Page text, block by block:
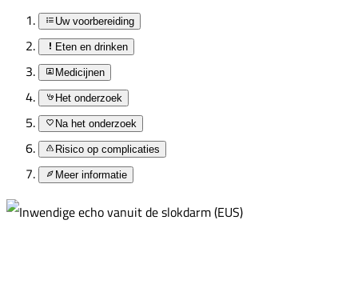
Uw voorbereiding
Eten en drinken
Medicijnen
Het onderzoek
Na het onderzoek
Risico op complicaties
Meer informatie